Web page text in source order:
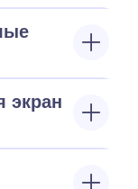
экран